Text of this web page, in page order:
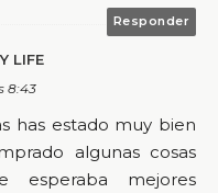
Responder
LIFE
8:43
has estado muy bien
algunas cosas
esperaba mejores